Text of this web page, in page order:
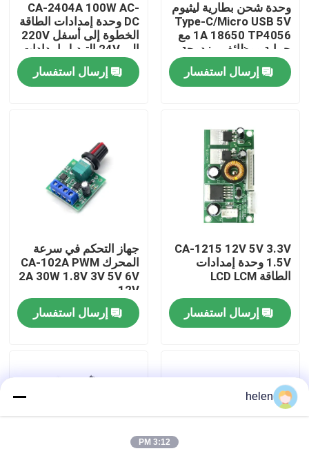
الصفحة الرئيسية
معلومات عنا
جولة في المصنع
مراقبة الجودة
اتصل بنا
أخبار
مدونة
وحدة شحن بطارية ليثيوم
Type-C/Micro USB 5V
1A 18650 TP4056 مع
حماية ووظائف مزدوجة
إرسال استفسار
CA-2404A 100W AC-
DC وحدة إمدادات الطاقة
الخطوة إلى أسفل 220V
إلى 24V التبديل إمدادات
الطاقة
إرسال استفسار
CA-1215 12V 5V 3.3V
1.5V وحدة إمدادات
الطاقة LCD LCM
إرسال استفسار
جهاز التحكم في سرعة
المحرك CA-102A PWM
2A 30W 1.8V 3V 5V 6V
12V
إرسال استفسار
helen
3:12 PM